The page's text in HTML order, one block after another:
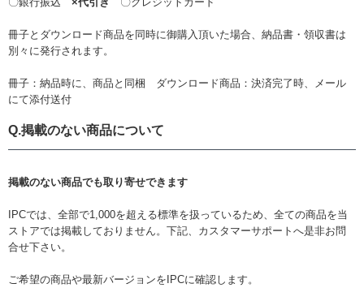
冊子とダウンロード商品を同時に御購入頂いた場合、納品書・領収書は
別々に発行されます。
冊子：納品時に、商品と同梱 ダウンロード商品：決済完了時、メール
にて添付送付
Q.掲載のない商品について
掲載のない商品でも取り寄せできます
IPCでは、全部で1,000を超える標準を扱っているため、全ての商品を当
ストアでは掲載しておりません。下記、カスタマーサポートへ是非お問
合せ下さい。
ご希望の商品や最新バージョンをIPCに確認します。